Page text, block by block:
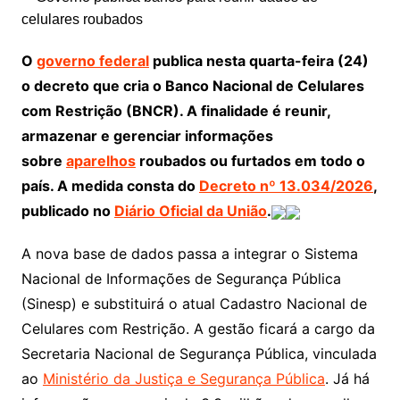
O governo federalpublica nesta quarta-feira (24)
o decreto que cria o Banco Nacional de Celulares
com Restrição (BNCR). A finalidade é reunir,
armazenar e gerenciar informações
sobre aparelhosroubados ou furtados em todo o
país. A medida consta do Decreto nº 13.034/2026,
publicado no Diário Oficial da União.
A nova base de dados passa a integrar o Sistema
Nacional de Informações de Segurança Pública
(Sinesp) e substituirá o atual Cadastro Nacional de
Celulares com Restrição. A gestão ficará a cargo da
Secretaria Nacional de Segurança Pública, vinculada
ao Ministério da Justiça e Segurança Pública. Já há